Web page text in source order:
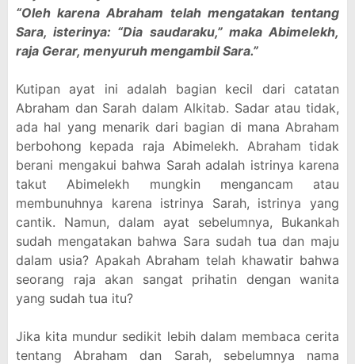
“Oleh karena Abraham telah mengatakan tentang
Sara, isterinya: “Dia saudaraku,” maka Abimelekh,
raja Gerar, menyuruh mengambil Sara.”
Kutipan ayat ini adalah bagian kecil dari catatan
Abraham dan Sarah dalam Alkitab. Sadar atau tidak,
ada hal yang menarik dari bagian di mana Abraham
berbohong kepada raja Abimelekh. Abraham tidak
berani mengakui bahwa Sarah adalah istrinya karena
takut Abimelekh mungkin mengancam atau
membunuhnya karena istrinya Sarah, istrinya yang
cantik. Namun, dalam ayat sebelumnya, Bukankah
sudah mengatakan bahwa Sara sudah tua dan maju
dalam usia? Apakah Abraham telah khawatir bahwa
seorang raja akan sangat prihatin dengan wanita
yang sudah tua itu?
Jika kita mundur sedikit lebih dalam membaca cerita
tentang Abraham dan Sarah, sebelumnya nama